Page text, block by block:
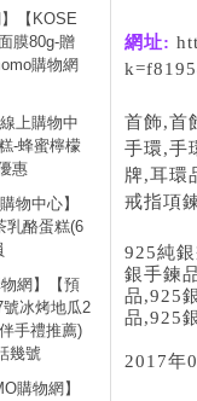
網址:
首飾,首
手環,手
牌,耳環
戒指項
925純
銀手鍊
品,925
品,925
2017年
【KOSE
膜80g-贈
購物網
上購物中
-蜂蜜檸檬
惠
物中心】
乳酪蛋糕(6
網】【預
冰烤地瓜2
手禮推薦)
幾號
購物網】